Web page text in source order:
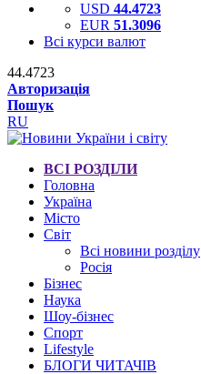
USD 44.4723
EUR 51.3096
Всі курси валют
44.4723
Авторизація
Пошук
RU
ВСІ РОЗДІЛИ
Головна
Україна
Місто
Світ
Всі новини розділу
Росія
Бізнес
Наука
Шоу-бізнес
Спорт
Lifestyle
БЛОГИ ЧИТАЧІВ